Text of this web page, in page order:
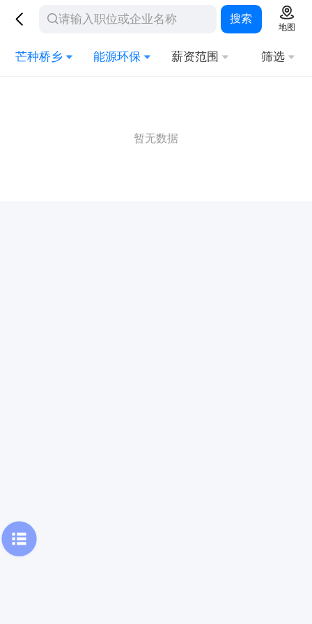
搜索
地图
芒种桥乡 能源环保 薪资范围 筛选
暂无数据